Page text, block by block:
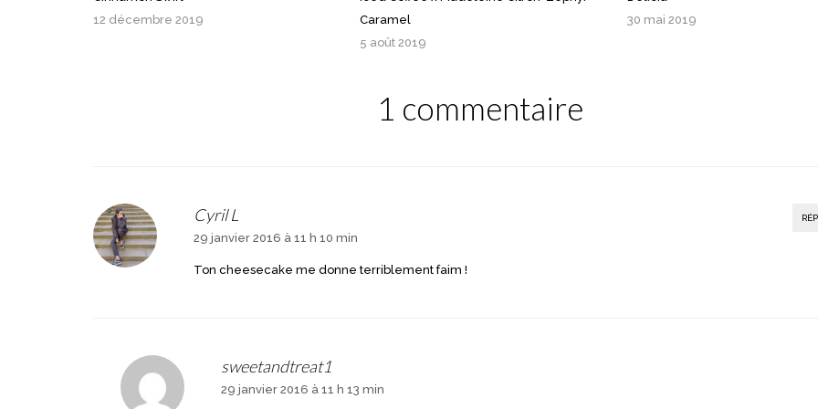
12 décembre 2019
Caramel
5 août 2019
30 mai 2019
1 commentaire
Cyril L
29 janvier 2016 à 11 h 10 min
Ton cheesecake me donne terriblement faim !
sweetandtreat1
29 janvier 2016 à 11 h 13 min